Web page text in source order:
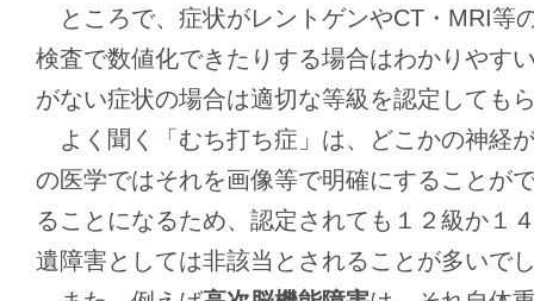
ところで、症状がレントゲンやCT・MRI等
検査で数値化できたりする場合はわかりやす
がない症状の場合は適切な等級を認定しても
よく聞く「むち打ち症」は、どこかの神経
の医学ではそれを画像等で明確にすることが
ることになるため、認定されても１２級か１
遺障害としては非該当とされることが多いで